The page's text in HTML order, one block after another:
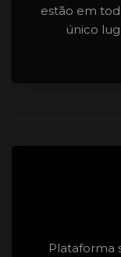
estão em
único
Plataforma